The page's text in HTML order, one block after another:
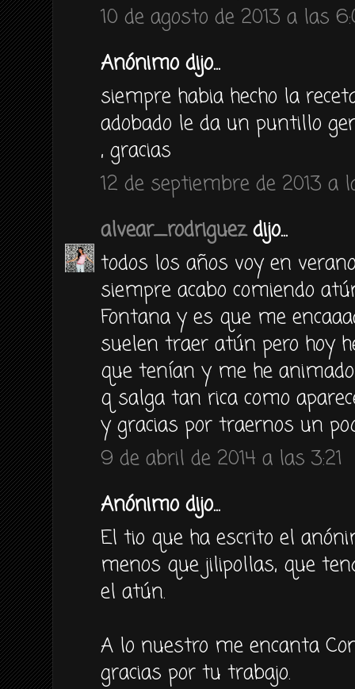
10 de agosto de 2013 a las
Anónimo dijo...
siempre habia hecho la
adobado le da un puntillo
, gracias
12 de septiembre de 2013 a
alvear_rodriguezdijo...
todos los años voy en
siempre acabo comiendo
Fontana y es que me
suelen traer atún pero hoy
que tenían y me he
q salga tan rica como
y gracias por traernos un
9 de abril de 2014 a las 3:21
Anónimo dijo...
El tio que ha escrito el
menos que jilipollas, que
el atún.
A lo nuestro me encanta
gracias por tu trabajo.